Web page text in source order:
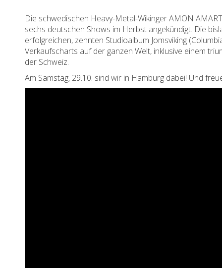
Die schwedischen Heavy-Metal-Wikinger AMON
sechs deutschen Shows im Herbst angekündigt. Die
erfolgreichen, zehnten Studioalbum Jomsviking
Verkaufscharts auf der ganzen Welt, inklusive einem
der Schweiz.
Am Samstag, 29.10. sind wir in Hamburg dabei! Und